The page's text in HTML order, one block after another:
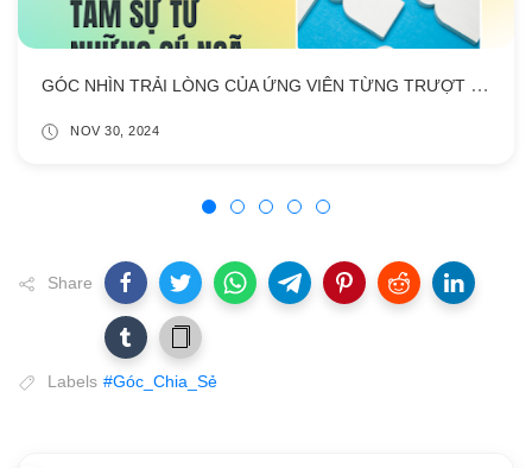
GÓC NHÌN TRẢI LÒNG CỦA ỨNG VIÊN TỪNG TRƯỢT NGÂN HÀNG BIG4 TÂM SỰ TỪ NHỮNG CÚ NGÃ
NOV 30, 2024
Share
Labels #Góc_Chia_Sẻ